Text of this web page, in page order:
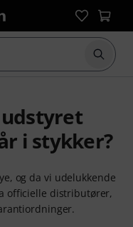
Start
udstyret
i stykker?
og da vi udelukkende
officielle distributører,